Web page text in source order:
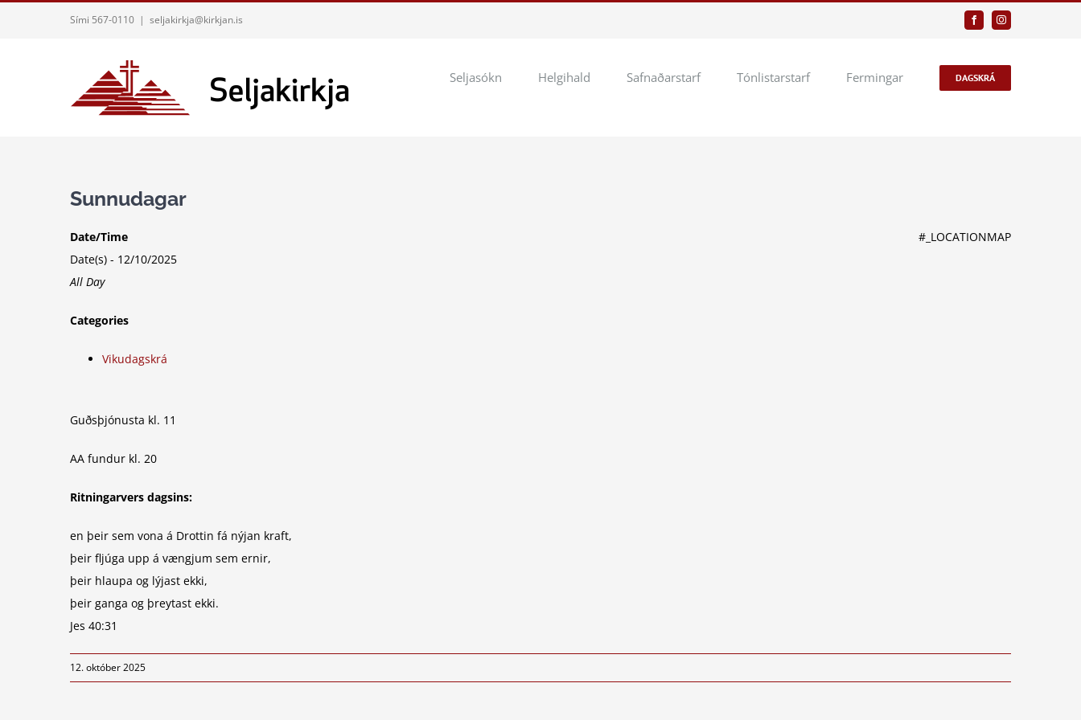
Sími 567-0110 | seljakirkja@kirkjan.is FacebookInstagram
Seljasókn Helgihald Safnaðarstarf Tónlistarstarf Fermingar DAGSKRÁ
Sunnudagar
#_LOCATIONMAP
Date/Time
Date(s) - 12/10/2025
All Day
Categories
Vikudagskrá
Guðsþjónusta kl. 11
AA fundur kl. 20
Ritningarvers dagsins:
en þeir sem vona á Drottin fá nýjan kraft,
þeir fljúga upp á vængjum sem ernir,
þeir hlaupa og lýjast ekki,
þeir ganga og þreytast ekki.
Jes 40:31
12. október 2025